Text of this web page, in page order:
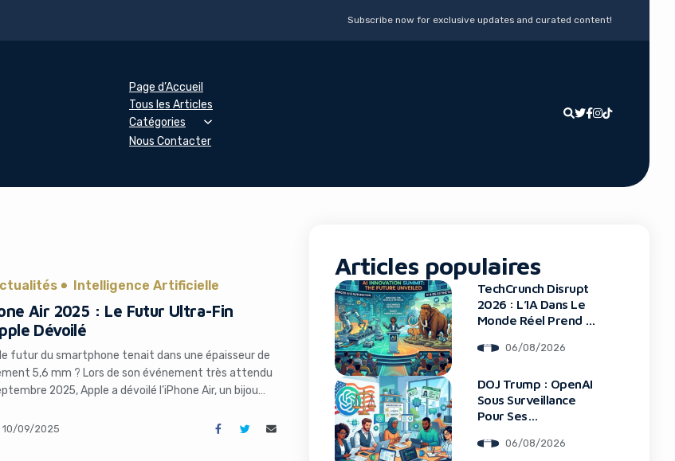
Subscribe now for exclusive updates and curated content!
Page d’Accueil
Tous les Articles
Catégories
Nous Contacter
Intelligence Artificielle
Air 2025 : Le Futur Ultra-Fin
Dévoilé
futur du smartphone tenait dans une épaisseur de
5,6 mm ? Lors de son événement très attendu
2025, Apple a dévoilé l’iPhone Air, un bijou
Avec un design inspiré du mythique MacBook
10/09/2025
Articles populaires
TechCrunch Disrupt
2026 : L’IA Dans Le
Monde Réel Prend La
06/08/2026
DOJ Trump : OpenAI
Sous Surveillance
Pour Ses
06/08/2026